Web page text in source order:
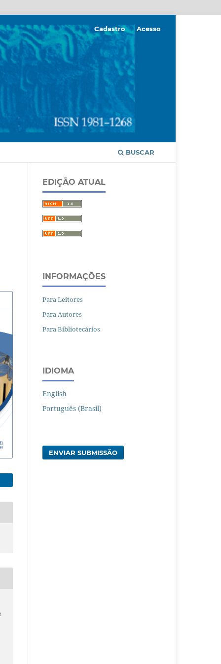
BUSCAR
Cadastro Acesso
EDIÇÃO ATUAL
INFORMAÇÕES
Para Leitores
Para Autores
Para Bibliotecários
IDIOMA
English
Português (Brasil)
ENVIAR SUBMISSÃO